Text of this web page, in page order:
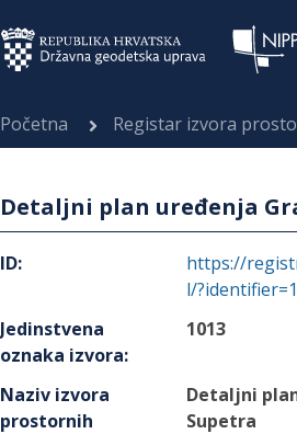
Početna Registar izvora
Detaljni plan uređenja
ID:
https://
l/
Jedinstvena
oznaka izvora:
1013
Naziv izvora
prostornih
Detaljni
Supetra